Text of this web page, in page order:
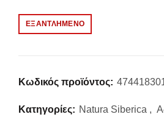
ΕΞΑΝΤΛΗΜΈΝΟ
Κωδικός προϊόντος:
Κατηγορίες: Natura Siberica ,